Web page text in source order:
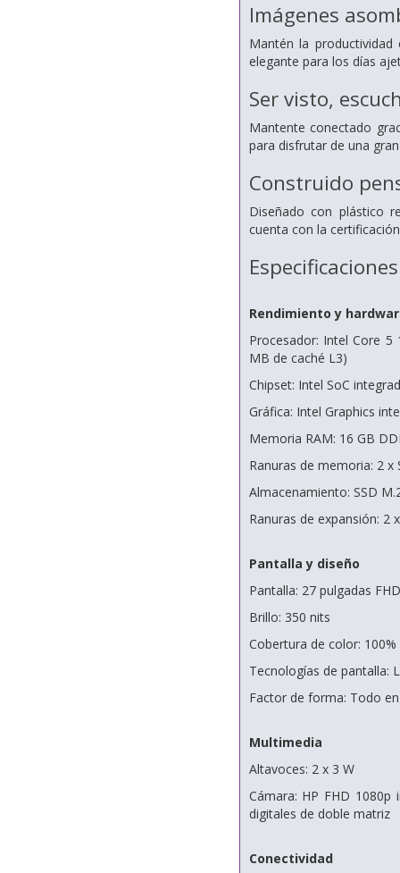
Imágenes
Mantén la
elegante para los días
Ser visto,
Mantente conectado
para disfrutar de una
Construido
Diseñado con plástico
cuenta con la
Especificaciones
Rendimiento y
Procesador: Intel Core
MB de caché L3)
Chipset: Intel SoC
Gráfica: Intel Graphics
Memoria RAM: 16 GB
Ranuras de memoria: 2 x
Almacenamiento: SSD
Ranuras de expansión: 2
Pantalla y diseño
Pantalla: 27 pulgadas
Brillo: 350 nits
Cobertura de color: 100%
Tecnologías de pantalla:
Factor de forma: Todo
Multimedia
Altavoces: 2 x 3 W
Cámara: HP FHD
digitales de doble matriz
Conectividad